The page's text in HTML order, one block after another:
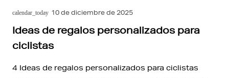
calendar_today 10 de diciembre de 2025
Ideas de regalos personalizados para
ciclistas
4 Ideas de regalos personalizados para ciclistas